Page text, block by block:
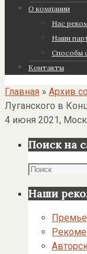
О компании
Нас
Наши
Cпособы
Контакты
Главная » Архив
Луганского в
4 июня 2021,
Поиск на
Поиск
Наши